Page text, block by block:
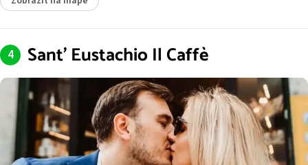
Sant' Eustachio Il Caffè